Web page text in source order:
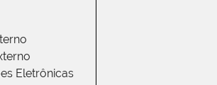
Eletrônicas